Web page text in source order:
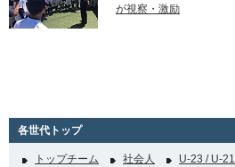
が視察・激励
各世代トップ
トップチーム 社会人 U-23 / U-21